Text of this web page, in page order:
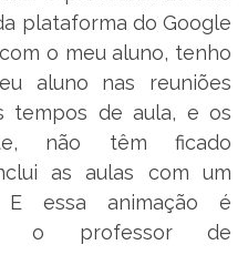
plataforma do Google
o meu aluno, tenho
aluno nas reuniões
tempos de aula, e os
não têm ficado
as aulas com um
E essa animação é
o professor de